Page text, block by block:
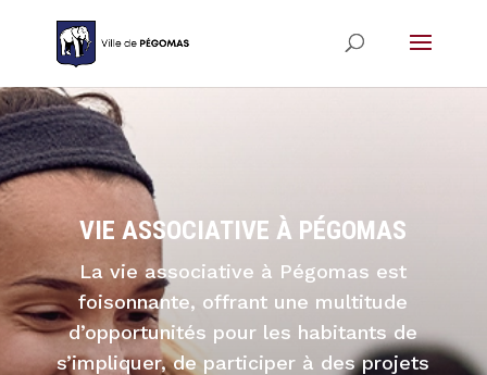
VIE ASSOCIATIVE À PÉGOMAS
La vie associative à Pégomas est
foisonnante, offrant une multitude
d’opportunités pour les habitants de
s’impliquer, de participer à des projets